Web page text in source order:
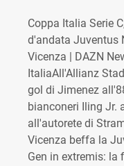
Coppa Italia Serie
d'andata Juventus
Vicenza | DAZN
ItaliaAll'Allianz
gol di Jimenez
bianconeri Iling Jr.
all'autorete di
Vicenza beffa la
Gen in extremis: la